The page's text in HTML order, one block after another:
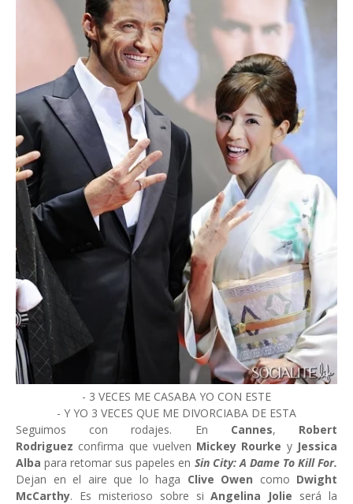
- 3 VECES ME CASABA YO CON ESTE
- Y YO 3 VECES QUE ME DIVORCIABA DE ESTA
Seguimos con rodajes. En Cannes, Robert
Rodriguez confirma que vuelven Mickey Rourke y Jessica
Alba para retomar sus papeles en Sin City: A Dame To Kill For.
Dejan en el aire que lo haga Clive Owen como Dwight
McCarthy. Es misterioso sobre siAngelina Jolie será la